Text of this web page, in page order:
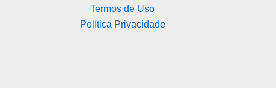
Termos de Uso
Política Privacidade